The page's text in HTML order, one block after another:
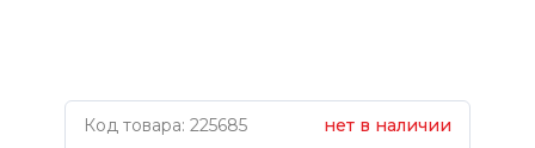
Код товара: 225685 нет в наличии